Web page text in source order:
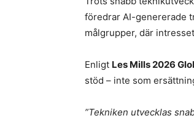
föredrar AI-genererade
målgrupper, där
Enligt Les Mills 2026
stöd – inte som
”Tekniken utvecklas